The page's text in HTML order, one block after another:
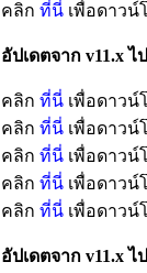
คลิก ที่นี่เพื่อดาวน์โ
อัปเดตจาก v11.x ไ
คลิก ที่นี่เพื่อดาวน์โ
คลิก ที่นี่เพื่อดาวน์
คลิก ที่นี่เพื่อดาวน์
คลิก ที่นี่เพื่อดาวน์
คลิก ที่นี่เพื่อดาวน์โ
อัปเดตจาก v11.x ไ